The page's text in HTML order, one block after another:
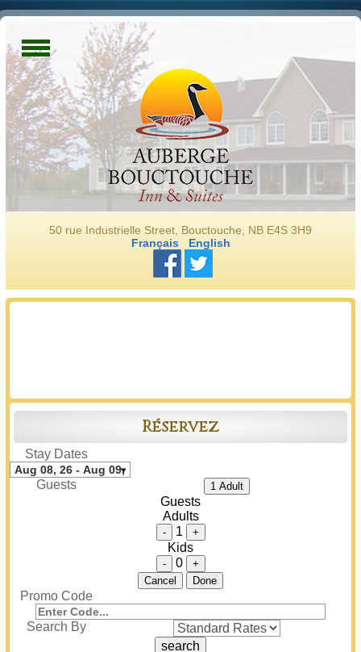
50 rue Industrielle Street, Bouctouche, NB E4S 3H9
Français
English
Réservez
Stay Dates
Guests 1 Adult
Guests
Adults
- 1 +
Kids
- 0
+
Cancel
Done
Promo Code
Search By